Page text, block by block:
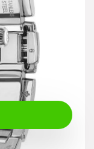
₪1,449.00